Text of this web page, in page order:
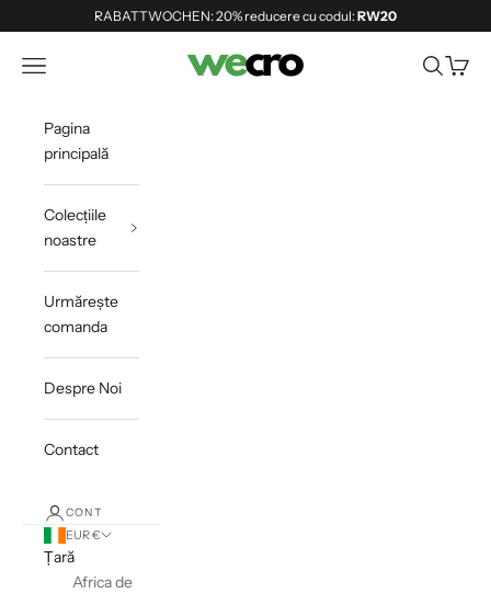
Sari la conținutRABATTWOCHEN: 20% reducere cu codul:RW20
Shopwecro
Deschide meniul de navigare Deschide
Pagina
principală
Colecțiile
noastre
Urmărește
comanda
Despre Noi
Contact
CONT
EUR €
Țară
Africa de